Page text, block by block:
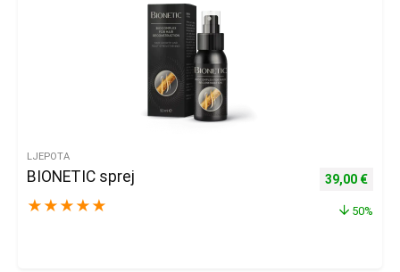
LJEPOTA
BIONETIC sprej
★ ★ ★ ★ ★
Izvorna
39,00 €
50%